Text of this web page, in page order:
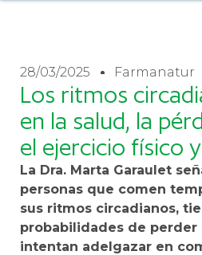
28/03/2025 Farmanatur
Los ritmos
en la salud, la
el ejercicio físico
La Dra. Marta Garaulet
personas que comen
sus ritmos circadianos,
probabilidades de perder
intentan adelgazar en